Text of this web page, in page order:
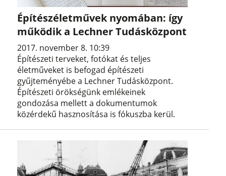
Építészéletművek nyomában: így
működik a Lechner Tudásközpont
2017. november 8. 10:39
Építészeti terveket, fotókat és teljes
életműveket is befogad építészeti
gyűjteményébe a Lechner Tudásközpont.
Építészeti örökségünk emlékeinek
gondozása mellett a dokumentumok
közérdekű hasznosítása is fókuszba kerül.